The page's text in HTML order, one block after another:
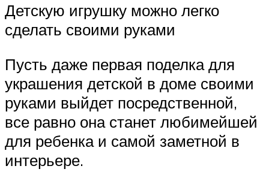
Детскую игрушку можно легко
сделать своими руками
Пусть даже первая поделка для
украшения детской в доме своими
руками выйдет посредственной,
все равно она станет любимейшей
для ребенка и самой заметной в
интерьере.